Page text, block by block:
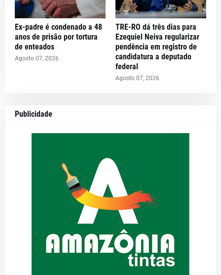
Ex-padre é condenado a 48
anos de prisão por tortura
de enteados
Agosto 07, 2026
TRE-RO dá três dias para
Ezequiel Neiva regularizar
pendência em registro de
candidatura a deputado
federal
Agosto 07, 2026
Publicidade